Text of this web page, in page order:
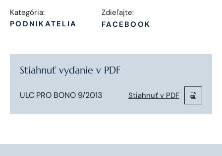
Kategória:
PODNIKATELIA
Zdieľajte:
FACEBOOK
Stiahnuť vydanie v PDF
ULC PRO BONO 9/2013 Stiahnuť v PDF